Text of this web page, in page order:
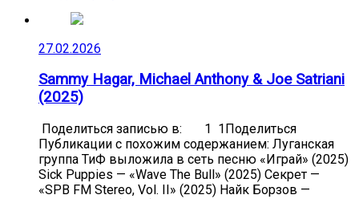
27.02.2026
Sammy Hagar, Michael Anthony & Joe Satriani
(2025)
Поделиться записью в: 1 1Поделиться
Публикации с похожим содержанием: Луганская
группа ТиФ выложила в сеть песню «Играй» (2025)
Sick Puppies — «Wave The Bull» (2025) Секрет —
«SPB FM Stereo, Vol. II» (2025) Найк Борзов —